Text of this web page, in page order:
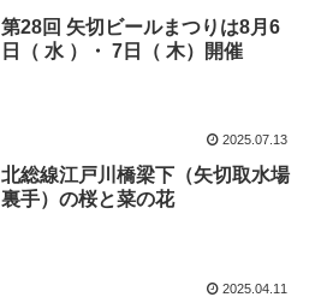
第28回 矢切ビールまつりは8月6
日（ 水 ）・ 7日（ 木）開催
2025.07.13
北総線江戸川橋梁下（矢切取水場
裏手）の桜と菜の花
2025.04.11